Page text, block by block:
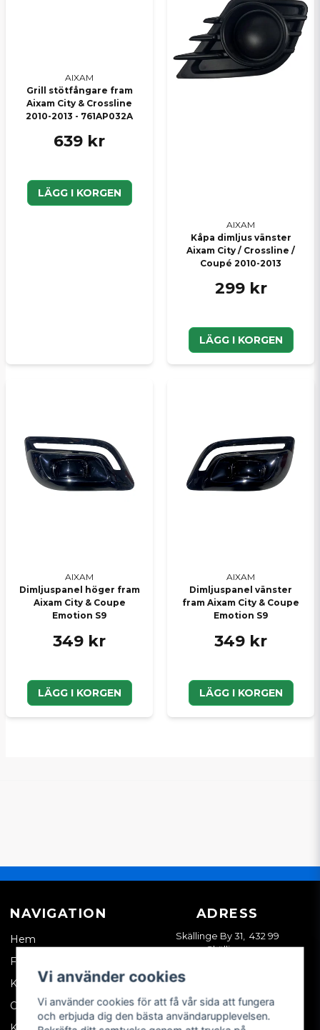
AIXAM
Grill stötfångare fram
Aixam City & Crossline
2010-2013 - 761AP032A
639 kr
LÄGG I KORGEN
AIXAM
Kåpa dimljus vänster
Aixam City / Crossline /
Coupé 2010-2013
299 kr
LÄGG I KORGEN
AIXAM
Dimljuspanel höger fram
Aixam City & Coupe
Emotion S9
349 kr
LÄGG I KORGEN
AIXAM
Dimljuspanel vänster
fram Aixam City & Coupe
Emotion S9
349 kr
LÄGG I KORGEN
NAVIGATION
Hem
Företagskund
Kontakta oss
Om oss
ADRESS
Skällinge By 31, 432 99
Skällinge
Vi använder cookies
Vi använder cookies för att få vår sida att fungera
och erbjuda dig den bästa användarupplevelsen.